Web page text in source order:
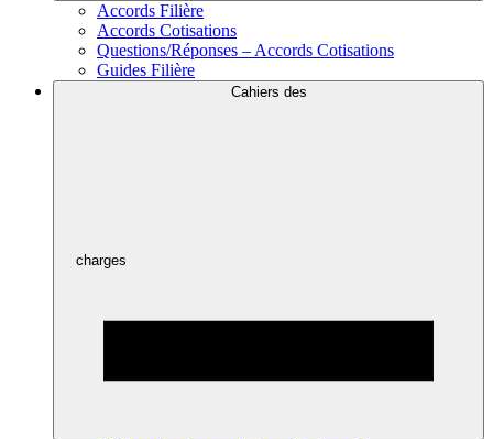
Accords Filière
Accords Cotisations
Questions/Réponses – Accords Cotisations
Guides Filière
Cahiers des
charges